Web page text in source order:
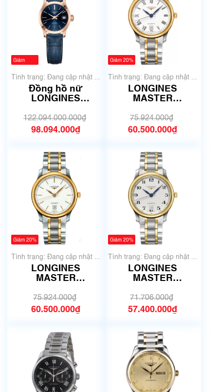
Giảm
Tình trạng: Đang cập nhật ...
Đồng hồ nữ
LONGINES
L2.320.8.92.2 | Size
26mm
122.094.000.000₫
98.094.000₫
Giảm 20%
Tình trạng: Đang cập nhật ...
LONGINES
MASTER
L2.628.5.11.7 | Size
38.50mm
75.924.000₫
60.500.000₫
Giảm 20%
Tình trạng: Đang cập nhật ...
LONGINES
MASTER
L2.628.5.12.7 | Size
38.5mm
75.924.000₫
60.500.000₫
Giảm 20%
Tình trạng: Đang cập nhật ...
LONGINES
MASTER
L2.628.5.78.7 | Size
38.5mm
71.706.000₫
57.400.000₫